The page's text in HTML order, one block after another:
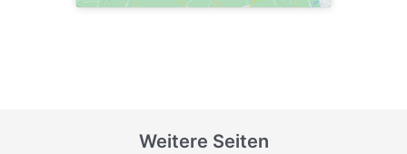
Weitere Seiten